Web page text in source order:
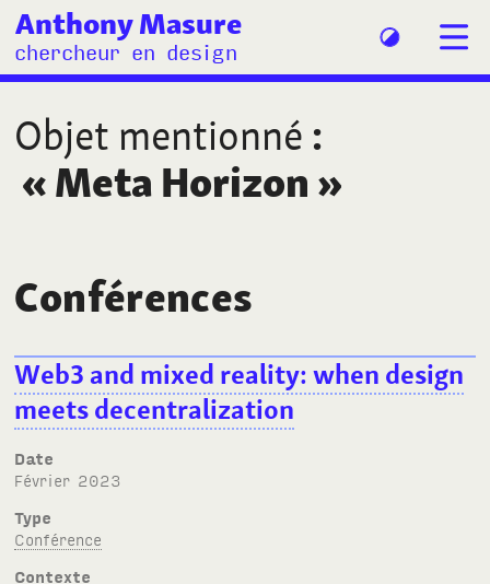
Anthony Masure
chercheur en design
Objet mentionné :
«Meta Horizon »
Conférences
Web3 and mixed reality: when design
meets decentralization
Date
février 2023
Type
Conférence
Contexte